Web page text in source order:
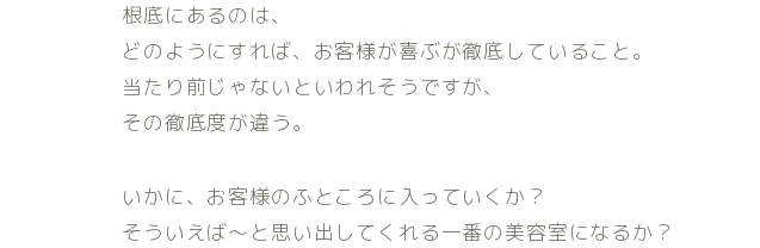
根底にあるのは、
どのようにすれば、お客様が喜ぶが徹底していること。
当たり前じゃないといわれそうですが、
その徹底度が違う。
いかに、お客様のふところに入っていくか？
そういえば～と思い出してくれる一番の美容室になるか？